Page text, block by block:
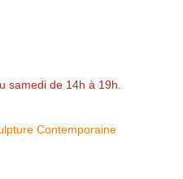
samedi de 14h à 19h.
Contemporaine